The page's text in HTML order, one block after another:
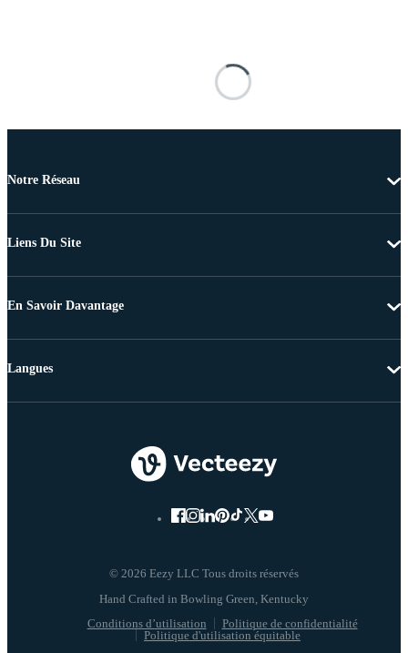
Notre Réseau
Liens Du Site
En Savoir Davantage
© 2026 Eezy LLC Tous droits réservés
Conditions d’utilisation
Politique de confidentialité
Politique d'utilisation équitable
Langues